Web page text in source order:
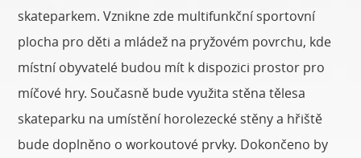
skateparkem. Vznikne zde multifunkční sportovní
plocha pro děti a mládež na pryžovém povrchu, kde
místní obyvatelé budou mít k dispozici prostor pro
míčové hry. Současně bude využita stěna tělesa
skateparku na umístění horolezecké stěny a hřiště
bude doplněno o workoutové prvky. Dokončeno by